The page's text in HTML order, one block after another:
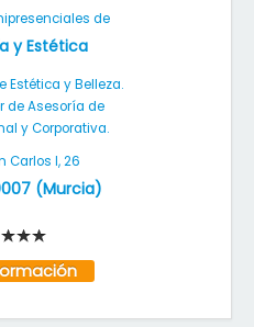
de
y Estética
Estética y Belleza.
de Asesoría de
y Corporativa.
Carlos I, 26
(Murcia)